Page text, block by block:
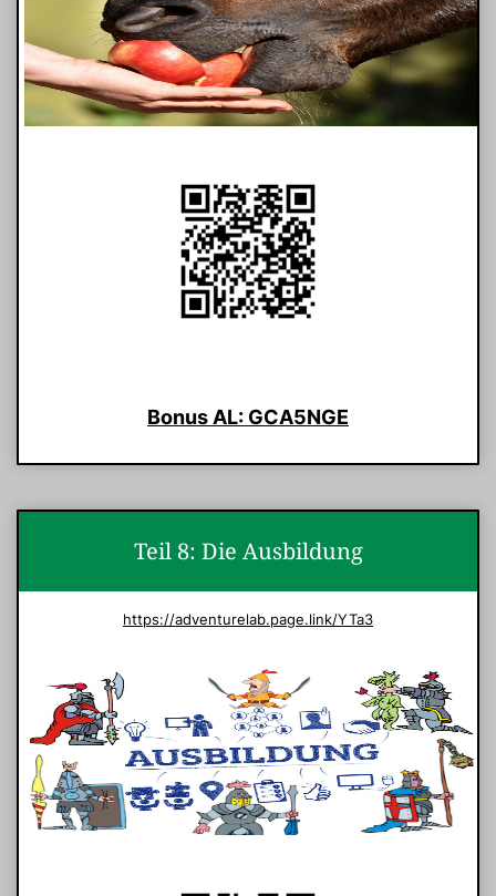
Bonus AL: GCA5NGE
Teil 8: Die Ausbildung
https://adventurelab.page.link/YTa3